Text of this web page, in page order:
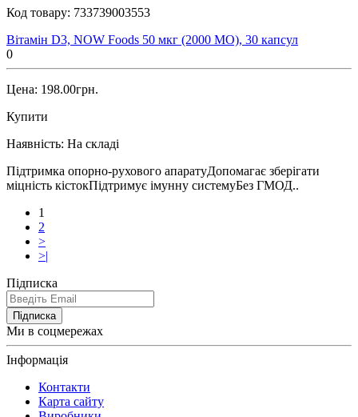
Код товару: 733739003553
Вітамін D3, NOW Foods 50 мкг (2000 МО), 30 капсул
0
Цена: 198.00грн.
Купити
Наявність: На складі
Підтримка опорно-рухового апаратуДопомагає зберігати
міцність кістокПідтримує імунну системуБез ГМОД..
1
2
>
>|
Підписка
Підписка
Ми в соцмережах
Інформація
Контакти
Карта сайту